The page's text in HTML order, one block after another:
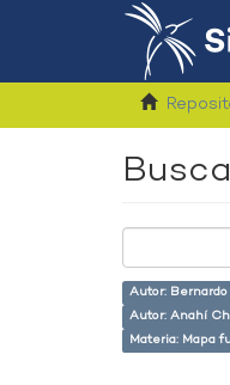
Autor:
Autor: Anahí
Materia: Mapa